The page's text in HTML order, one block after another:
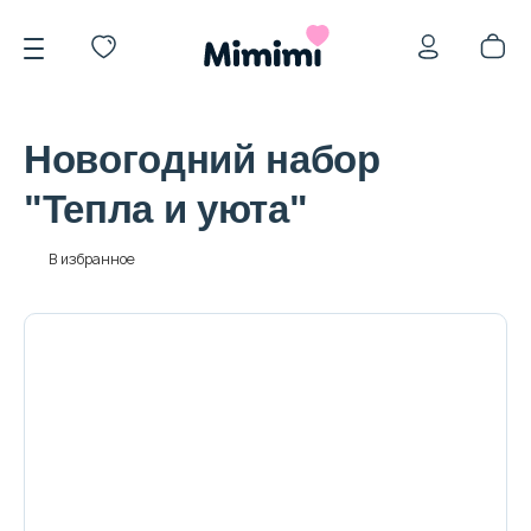
*OVERSTOCK -30%
Новогодний набор
"Тепла и уюта"
В избранное